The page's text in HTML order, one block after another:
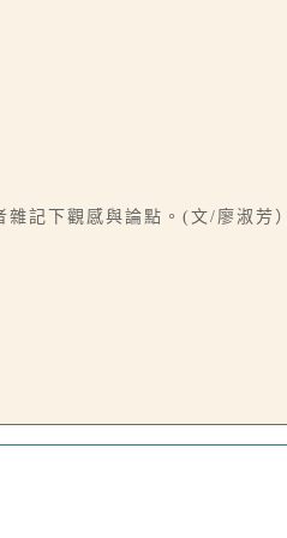
記下觀感與論點。(文/廖淑芳）